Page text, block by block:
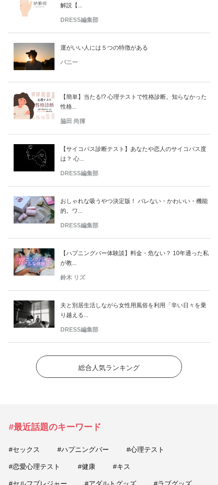
解説【...
DRESS編集部
運がいい人には５つの特徴がある
バニー
【簡単】当たる!? 心理テストで性格診断。知らなかった
性格...
脇田 尚揮
【サイコパス診断テスト】あなたや恋人のサイコパス度
は？ 心...
DRESS編集部
おしゃれな吸うやつ決定版！ バレない・かわいい・機能
的。ワ...
DRESS編集部
【ハプニングバー体験談】料金・危ない？ 10年通った私
が教...
鈴木 リズ
夫と別居生活しながら女性用風俗を利用「辛い日々を乗
り越える...
DRESS編集部
総合人気ランキング
#最近話題のキーワード
#セックス #ハプニングバー #心理テスト
#恋愛心理テスト #健康 #キス